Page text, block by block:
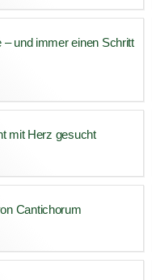
und immer einen Schritt
mit Herz gesucht
Cantichorum